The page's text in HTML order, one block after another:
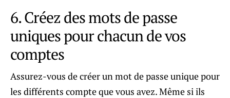
6. Créez des mots de passe
uniques pour chacun de vos
comptes
Assurez-vous de créer un mot de passe unique pour
les différents compte que vous avez. Même si ils